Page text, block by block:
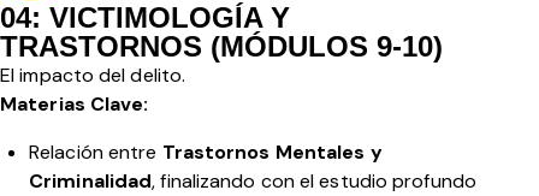
04: VICTIMOLOGÍA Y
TRASTORNOS (MÓDULOS 9-10)
El impacto del delito.
Materias Clave:
Relación entre Trastornos Mentales y
Criminalidad, finalizando con el estudio profundo